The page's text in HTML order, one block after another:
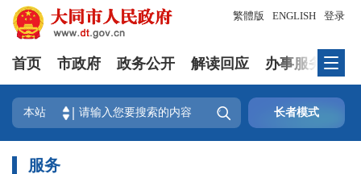
登录
繁體版 ENGLISH
首页 市政府 政务公开 解读回应 办事服务
本站  长者模式
服务